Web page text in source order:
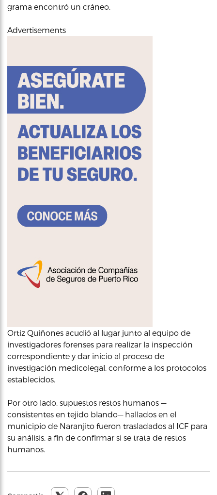
grama encontró un cráneo.
Advertisements
Ortiz Quiñones acudió al lugar junto al equipo de
investigadores forenses para realizar la inspección
correspondiente y dar inicio al proceso de
investigación medicolegal, conforme a los protocolos
establecidos.
Por otro lado, supuestos restos humanos —
consistentes en tejido blando— hallados en el
municipio de Naranjito fueron trasladados al ICF para
su análisis, a fin de confirmar si se trata de restos
humanos.